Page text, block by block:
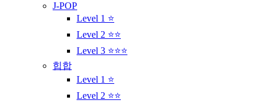
J-POP
Level 1 ⭐
Level 2 ⭐⭐
Level 3 ⭐⭐⭐
힙합
Level 1 ⭐
Level 2 ⭐⭐